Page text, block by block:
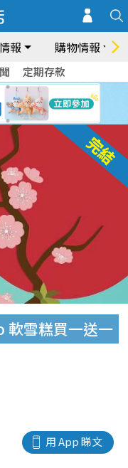
報 購物情報
定期存款
軟雪糕買一送一
用 App 睇文